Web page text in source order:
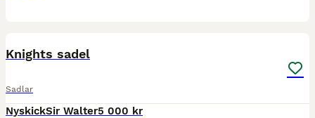
Knights sadel
Sadlar
NyskickSir Walter5 000 kr